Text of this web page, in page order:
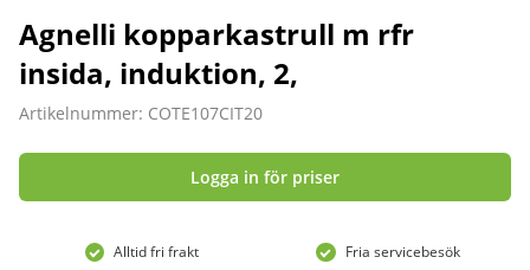
Agnelli kopparkastrull m rfr
insida, induktion, 2,
Artikelnummer: COTE107CIT20
Logga in för priser
Alltid fri frakt
Fria servicebesök